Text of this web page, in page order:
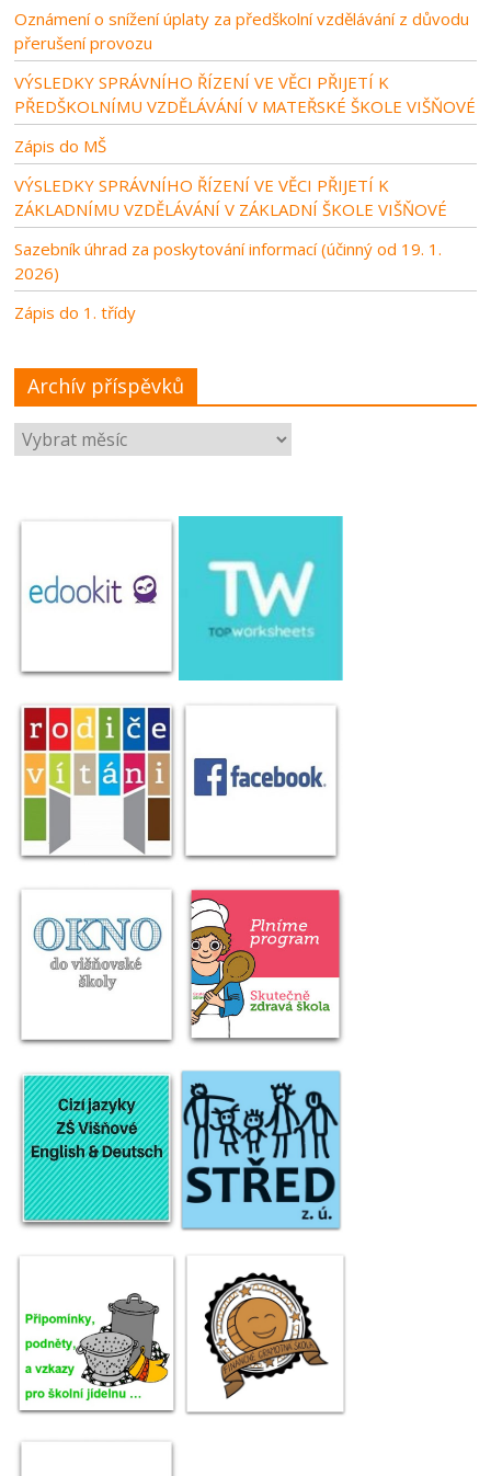
Oznámení o snížení úplaty za předškolní vzdělávání z důvodu
přerušení provozu
VÝSLEDKY SPRÁVNÍHO ŘÍZENÍ VE VĚCI PŘIJETÍ K
PŘEDŠKOLNÍMU VZDĚLÁVÁNÍ V MATEŘSKÉ ŠKOLE VIŠŇOVÉ
Zápis do MŠ
VÝSLEDKY SPRÁVNÍHO ŘÍZENÍ VE VĚCI PŘIJETÍ K
ZÁKLADNÍMU VZDĚLÁVÁNÍ V ZÁKLADNÍ ŠKOLE VIŠŇOVÉ
Sazebník úhrad za poskytování informací (účinný od 19. 1.
2026)
Zápis do 1. třídy
Archív příspěvků